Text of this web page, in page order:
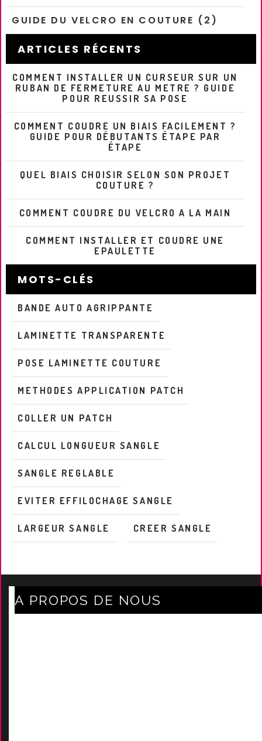
GUIDE DU VELCRO EN COUTURE (2)
ARTICLES RÉCENTS
COMMENT INSTALLER UN CURSEUR SUR UN
RUBAN DE FERMETURE AU METRE ? GUIDE
POUR REUSSIR SA POSE
COMMENT COUDRE UN BIAIS FACILEMENT ?
GUIDE POUR DÉBUTANTS ÉTAPE PAR
ÉTAPE
QUEL BIAIS CHOISIR SELON SON PROJET
COUTURE ?
COMMENT COUDRE DU VELCRO A LA MAIN
COMMENT INSTALLER ET COUDRE UNE
EPAULETTE
MOTS-CLÉS
BANDE AUTO AGRIPPANTE
LAMINETTE TRANSPARENTE
POSE LAMINETTE COUTURE
METHODES APPLICATION PATCH
COLLER UN PATCH
CALCUL LONGUEUR SANGLE
SANGLE REGLABLE
EVITER EFFILOCHAGE SANGLE
LARGEUR SANGLE CREER SANGLE
A PROPOS DE NOUS